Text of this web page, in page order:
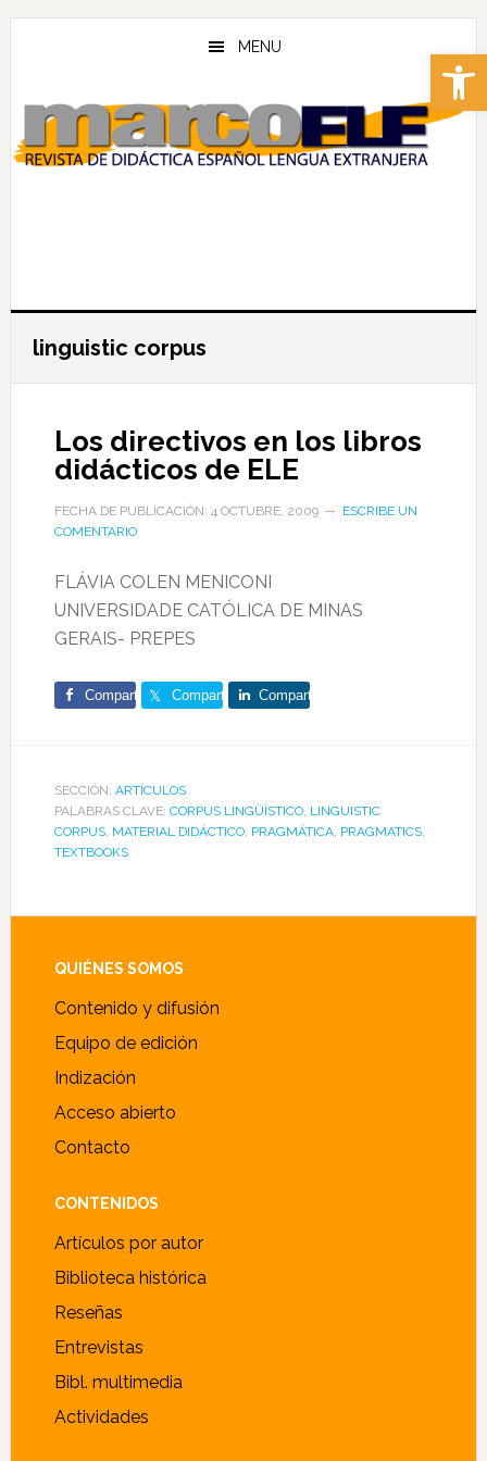
Abrir
Skip
content
Skip
MENU
linguistic corpus
Los directivos en los libros
didácticos de ELE
FECHA DE PUBLICACIÓN: 4 OCTUBRE, 2009
ESCRIBE UN
COMENTARIO
FLÁVIA COLEN MENICONI
UNIVERSIDADE CATÓLICA DE MINAS
GERAIS- PREPES
Comparte Comparte Comparte
SECCIÓN: ARTÍCULOS
PALABRAS CLAVE: CORPUS LINGÜÍSTICO, LINGUISTIC
CORPUS, MATERIAL DIDÁCTICO, PRAGMÁTICA, PRAGMATICS,
TEXTBOOKS
Footer
QUIÉNES SOMOS
Contenido y difusión
Equipo de edición
Indización
Acceso abierto
Contacto
CONTENIDOS
Artículos por autor
Biblioteca histórica
Reseñas
Entrevistas
Bibl. multimedia
Actividades